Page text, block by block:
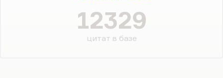
12329
цитат в базе